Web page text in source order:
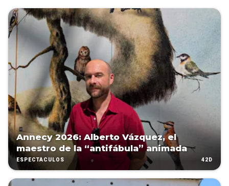
Annecy 2026: Alberto Vázquez, el
maestro de la “antifábula” animada
ESPECTÁCULOS 42D